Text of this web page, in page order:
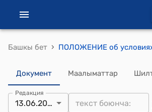
Башкы бет ›
Документ Маалыматтар
Редакция
13.06.2024